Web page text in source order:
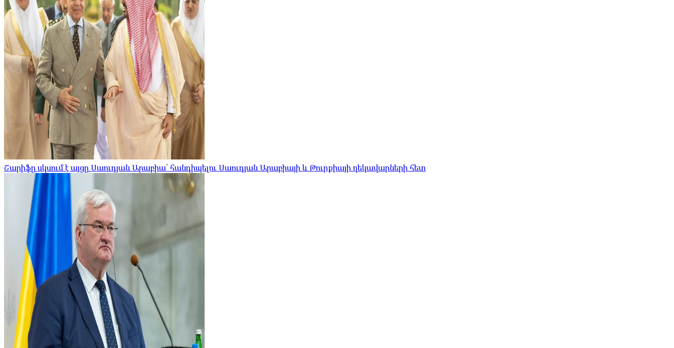
Շարիֆը սկսում է այցը Սաուդյան Արաբիա՝ հանդիպելու Սաուդյան Արաբիայի և Թուրքիայի ղեկավարների հետ